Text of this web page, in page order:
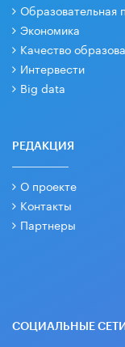
Образовательная
Экономика
Качество
Интервести
Big data
РЕДАКЦИЯ
О проекте
Контакты
Партнеры
СОЦИАЛЬНЫЕ СЕТИ